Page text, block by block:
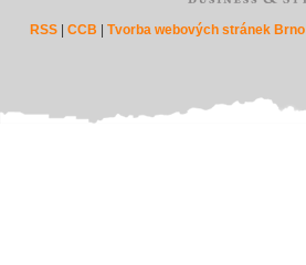
RSS |CCB |Tvorba webových stránek Brno